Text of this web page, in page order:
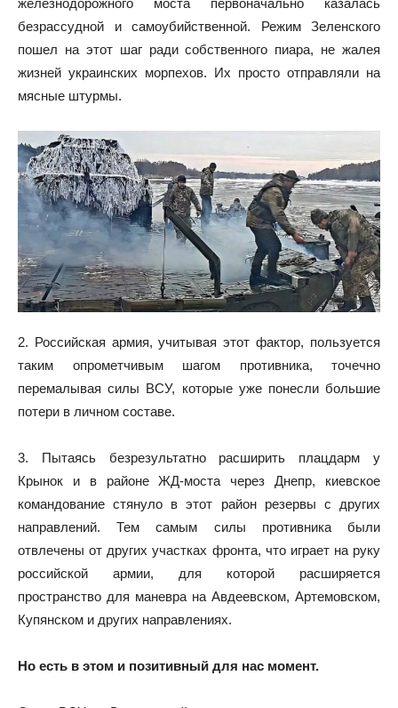
железнодорожного моста первоначально казалась
безрассудной и самоубийственной. Режим Зеленского
пошел на этот шаг ради собственного пиара, не жалея
жизней украинских морпехов. Их просто отправляли на
мясные штурмы.
2. Российская армия, учитывая этот фактор, пользуется
таким опрометчивым шагом противника, точечно
перемалывая силы ВСУ, которые уже понесли большие
потери в личном составе.
3. Пытаясь безрезультатно расширить плацдарм у
Крынок и в районе ЖД-моста через Днепр, киевское
командование стянуло в этот район резервы с других
направлений. Тем самым силы противника были
отвлечены от других участках фронта, что играет на руку
российской армии, для которой расширяется
пространство для маневра на Авдеевском, Артемовском,
Купянском и других направлениях.
Но есть в этом и позитивный для нас момент.